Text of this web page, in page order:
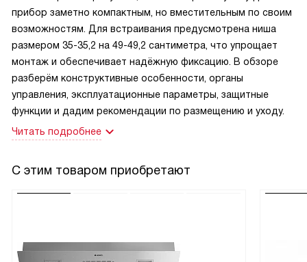
прибор заметно компактным, но вместительным по своим
возможностям. Для встраивания предусмотрена ниша
размером 35-35,2 на 49-49,2 сантиметра, что упрощает
монтаж и обеспечивает надёжную фиксацию. В обзоре
разберём конструктивные особенности, органы
управления, эксплуатационные параметры, защитные
функции и дадим рекомендации по размещению и уходу.
Читать подробнее
С этим товаром приобретают